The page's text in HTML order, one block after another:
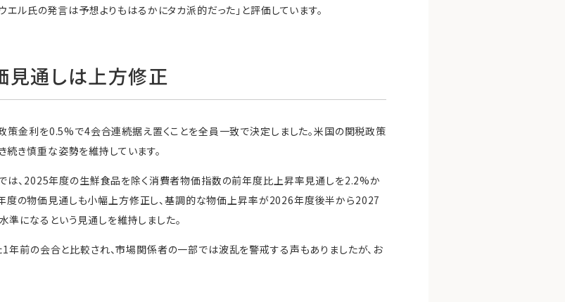
ウエル氏の発言は予想よりもはるかにタカ派的だった」と評価しています。
見通しは上方修正
金利を0.5%で4会合連続据え置くことを全員一致で決定しました。米国の関税政策
き慎重な姿勢を維持しています。
は、2025年度の生鮮食品を除く消費者物価指数の前年度比上昇率見通しを2.2%か
度の物価見通しも小幅上方修正し、基調的な物価上昇率が2026年度後半から2027
になるという見通しを維持しました。
1年前の会合と比較され、市場関係者の一部では波乱を警戒する声もありましたが、お